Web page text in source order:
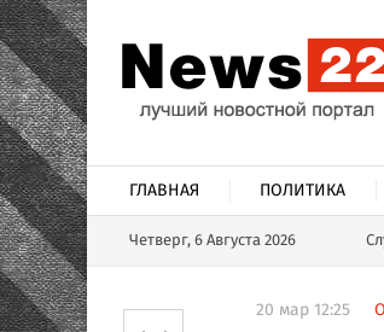
ГЛАВНАЯ ПОЛИТИКА
Четверг, 6 Августа 2026
20 мар 12:25